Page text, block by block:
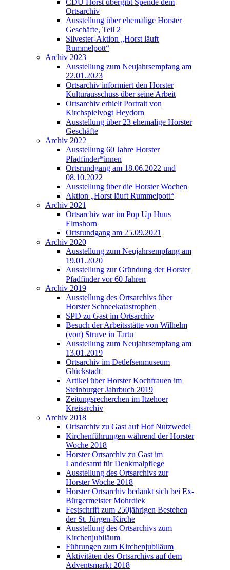
CDU Horst übergibt Spende dem
Ortsarchiv
Ausstellung über ehemalige Horster
Geschäfte, Teil 2
Silvester-Aktion „Horst läuft
Rummelpott“
Archiv 2023
Ausstellung zum Neujahrsempfang am
22.01.2023
Ortsarchiv informiert den Horster
Kulturausschuss über seine Arbeit
Ortsarchiv erhielt Portrait von
Kirchspielvogt Heydorn
Ausstellung über 23 ehemalige Horster
Geschäfte
Archiv 2022
Ausstellung 60 Jahre Horster
Pfadfinder*innen
Ortsrundgang am 18.06.2022 und
08.10.2022
Ausstellung über die Horster Wochen
Aktion „Horst läuft Rummelpott“
Archiv 2021
Ortsarchiv war im Pop Up Huus
Elmshorn
Ortsrundgang am 25.09.2021
Archiv 2020
Ausstellung zum Neujahrsempfang am
19.01.2020
Ausstellung zur Gründung der Horster
Pfadfinder vor 60 Jahren
Archiv 2019
Ausstellung des Ortsarchivs über
Horster Schneekatastrophen
SPD zu Gast im Ortsarchiv
Besuch der Arbeitsstätte von Wilhelm
(von) Struve in Tartu
Ausstellung zum Neujahrsempfang am
13.01.2019
Ortsarchiv im Detlefsenmuseum
Glückstadt
Artikel über Horster Kochfrauen im
Steinburger Jahrbuch 2019
Zeitungsrecherchen im Itzehoer
Kreisarchiv
Archiv 2018
Ortsarchiv zu Gast auf Hof Nutzwedel
Kirchenführungen während der Horster
Woche 2018
Horster Ortsarchiv zu Gast im
Landesamt für Denkmalpflege
Ausstellung des Ortsarchivs zur
Horster Woche 2018
Horster Ortsarchiv bedankt sich bei Ex-
Bürgermeister Mohrdiek
Festschrift zum 250jährigen Bestehen
der St. Jürgen-Kirche
Ausstellung des Ortsarchivs zum
Kirchenjubiläum
Führungen zum Kirchenjubiläum
Aktivitäten des Ortsarchivs auf dem
Adventsmarkt 2018